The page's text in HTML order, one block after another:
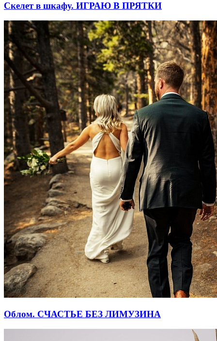
Скелет в шкафу. ИГРАЮ В ПРЯТКИ
Облом. СЧАСТЬЕ БЕЗ ЛИМУЗИНА